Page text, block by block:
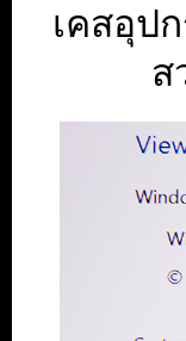
เคสอุป
ส